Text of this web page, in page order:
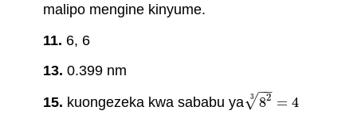
malipo mengine kinyume.
11. 6, 6
13.0.399 nm
15. kuongezeka kwa sababu ya 82
−−
√
3 = 4
823= 4